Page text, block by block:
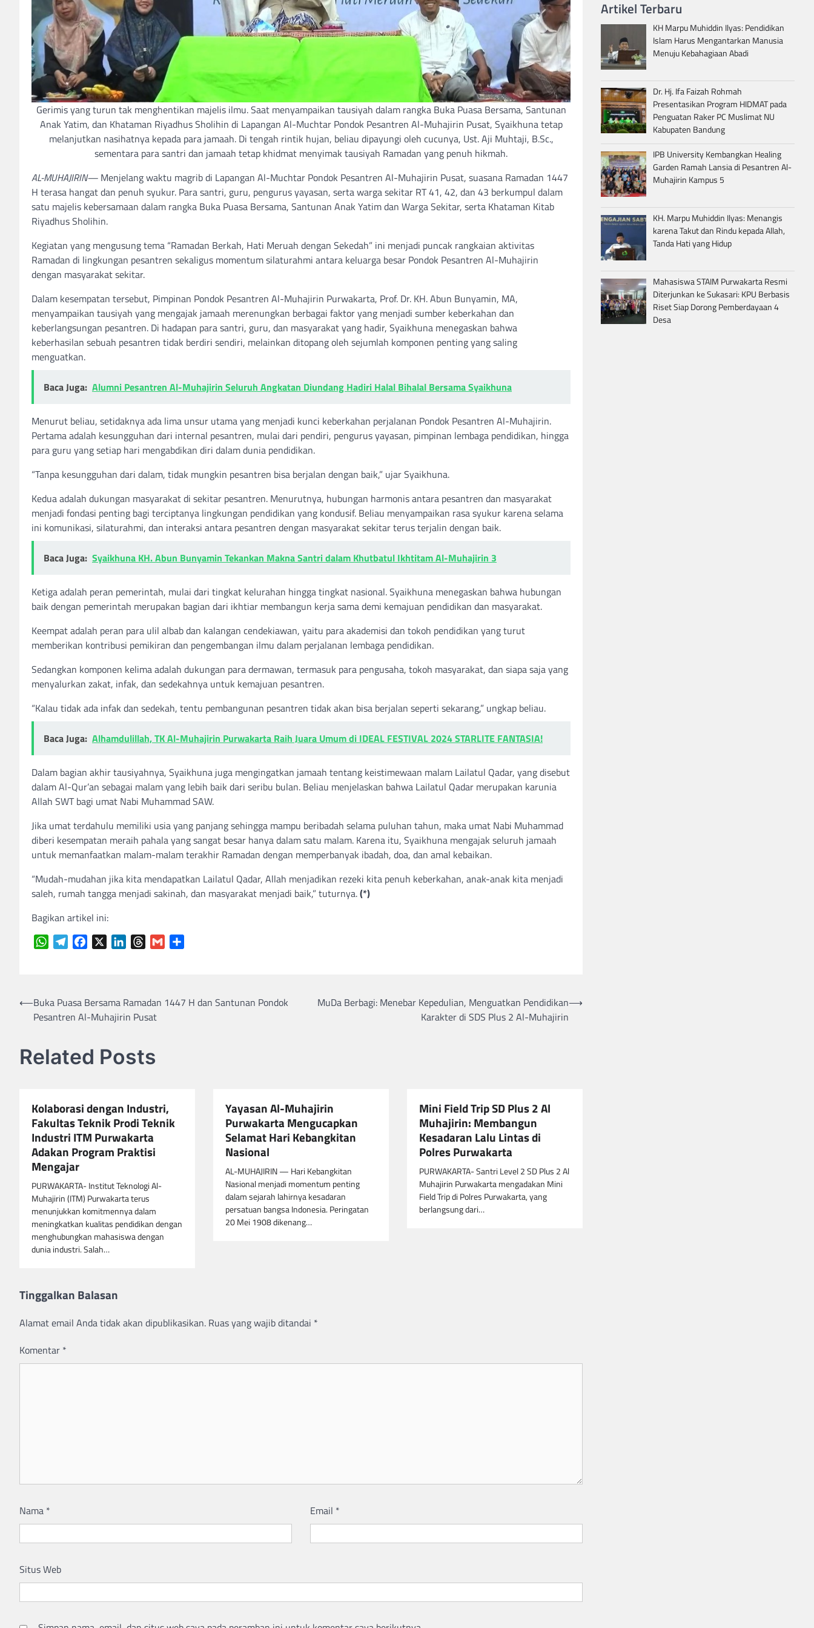
Gerimis yang turun tak menghentikan majelis ilmu. Saat menyampaikan tausiyah dalam rangka Buka Puasa Bersama, Santunan
Anak Yatim, dan Khataman Riyadhus Sholihin di Lapangan Al-Muchtar Pondok Pesantren Al-Muhajirin Pusat, Syaikhuna tetap
melanjutkan nasihatnya kepada para jamaah. Di tengah rintik hujan, beliau dipayungi oleh cucunya, Ust. Aji Muhtaji, B.Sc.,
sementara para santri dan jamaah tetap khidmat menyimak tausiyah Ramadan yang penuh hikmah.
AL-MUHAJIRIN— Menjelang waktu magrib di Lapangan Al-Muchtar Pondok Pesantren Al-Muhajirin Pusat, suasana Ramadan 1447
H terasa hangat dan penuh syukur. Para santri, guru, pengurus yayasan, serta warga sekitar RT 41, 42, dan 43 berkumpul dalam
satu majelis kebersamaan dalam rangka Buka Puasa Bersama, Santunan Anak Yatim dan Warga Sekitar, serta Khataman Kitab
Riyadhus Sholihin.
Kegiatan yang mengusung tema “Ramadan Berkah, Hati Meruah dengan Sekedah” ini menjadi puncak rangkaian aktivitas
Ramadan di lingkungan pesantren sekaligus momentum silaturahmi antara keluarga besar Pondok Pesantren Al-Muhajirin
dengan masyarakat sekitar.
Dalam kesempatan tersebut, Pimpinan Pondok Pesantren Al-Muhajirin Purwakarta, Prof. Dr. KH. Abun Bunyamin, MA,
menyampaikan tausiyah yang mengajak jamaah merenungkan berbagai faktor yang menjadi sumber keberkahan dan
keberlangsungan pesantren. Di hadapan para santri, guru, dan masyarakat yang hadir, Syaikhuna menegaskan bahwa
keberhasilan sebuah pesantren tidak berdiri sendiri, melainkan ditopang oleh sejumlah komponen penting yang saling
menguatkan.
Baca Juga: Alumni Pesantren Al-Muhajirin Seluruh Angkatan Diundang Hadiri Halal Bihalal Bersama Syaikhuna
Menurut beliau, setidaknya ada lima unsur utama yang menjadi kunci keberkahan perjalanan Pondok Pesantren Al-Muhajirin.
Pertama adalah kesungguhan dari internal pesantren, mulai dari pendiri, pengurus yayasan, pimpinan lembaga pendidikan, hingga
para guru yang setiap hari mengabdikan diri dalam dunia pendidikan.
“Tanpa kesungguhan dari dalam, tidak mungkin pesantren bisa berjalan dengan baik,” ujar Syaikhuna.
Kedua adalah dukungan masyarakat di sekitar pesantren. Menurutnya, hubungan harmonis antara pesantren dan masyarakat
menjadi fondasi penting bagi terciptanya lingkungan pendidikan yang kondusif. Beliau menyampaikan rasa syukur karena selama
ini komunikasi, silaturahmi, dan interaksi antara pesantren dengan masyarakat sekitar terus terjalin dengan baik.
Baca Juga: Syaikhuna KH. Abun Bunyamin Tekankan Makna Santri dalam Khutbatul Ikhtitam Al-Muhajirin 3
Ketiga adalah peran pemerintah, mulai dari tingkat kelurahan hingga tingkat nasional. Syaikhuna menegaskan bahwa hubungan
baik dengan pemerintah merupakan bagian dari ikhtiar membangun kerja sama demi kemajuan pendidikan dan masyarakat.
Keempat adalah peran para ulil albab dan kalangan cendekiawan, yaitu para akademisi dan tokoh pendidikan yang turut
memberikan kontribusi pemikiran dan pengembangan ilmu dalam perjalanan lembaga pendidikan.
Sedangkan komponen kelima adalah dukungan para dermawan, termasuk para pengusaha, tokoh masyarakat, dan siapa saja yang
menyalurkan zakat, infak, dan sedekahnya untuk kemajuan pesantren.
“Kalau tidak ada infak dan sedekah, tentu pembangunan pesantren tidak akan bisa berjalan seperti sekarang,” ungkap beliau.
Baca Juga: Alhamdulillah, TK Al-Muhajirin Purwakarta Raih Juara Umum di IDEAL FESTIVAL 2024 STARLITE FANTASIA!
Dalam bagian akhir tausiyahnya, Syaikhuna juga mengingatkan jamaah tentang keistimewaan malam Lailatul Qadar, yang disebut
dalam Al-Qur’an sebagai malam yang lebih baik dari seribu bulan. Beliau menjelaskan bahwa Lailatul Qadar merupakan karunia
Allah SWT bagi umat Nabi Muhammad SAW.
Jika umat terdahulu memiliki usia yang panjang sehingga mampu beribadah selama puluhan tahun, maka umat Nabi Muhammad
diberi kesempatan meraih pahala yang sangat besar hanya dalam satu malam. Karena itu, Syaikhuna mengajak seluruh jamaah
untuk memanfaatkan malam-malam terakhir Ramadan dengan memperbanyak ibadah, doa, dan amal kebaikan.
“Mudah-mudahan jika kita mendapatkan Lailatul Qadar, Allah menjadikan rezeki kita penuh keberkahan, anak-anak kita menjadi
saleh, rumah tangga menjadi sakinah, dan masyarakat menjadi baik,” tuturnya.(*)
Bagikan artikel ini:
WhatsAppTelegramFacebook LinkedInThreads
Gmail
Navigasi
pos
⟵Buka Puasa Bersama Ramadan 1447 H dan Santunan Pondok
Pesantren Al-Muhajirin Pusat
MuDa Berbagi: Menebar Kepedulian, Menguatkan Pendidikan
Karakter di SDS Plus 2 Al-Muhajirin
⟶
Related Posts
Kolaborasi dengan Industri,
Fakultas Teknik Prodi Teknik
Industri ITM Purwakarta
Adakan Program Praktisi
Mengajar
PURWAKARTA- Institut Teknologi Al-
Muhajirin (ITM) Purwakarta terus
menunjukkan komitmennya dalam
meningkatkan kualitas pendidikan dengan
menghubungkan mahasiswa dengan
dunia industri. Salah…
Yayasan Al-Muhajirin
Purwakarta Mengucapkan
Selamat Hari Kebangkitan
Nasional
AL-MUHAJIRIN — Hari Kebangkitan
Nasional menjadi momentum penting
dalam sejarah lahirnya kesadaran
persatuan bangsa Indonesia. Peringatan
20 Mei 1908 dikenang…
Mini Field Trip SD Plus 2 Al
Muhajirin: Membangun
Kesadaran Lalu Lintas di
Polres Purwakarta
PURWAKARTA- Santri Level 2 SD Plus 2 Al
Muhajirin Purwakarta mengadakan Mini
Field Trip di Polres Purwakarta, yang
berlangsung dari…
Tinggalkan Balasan
Alamat email Anda tidak akan dipublikasikan. Ruas yang wajib ditandai *
Komentar *
Nama * Email *
Situs Web
Artikel Terbaru
KH Marpu Muhiddin Ilyas: Pendidikan
Islam Harus Mengantarkan Manusia
Menuju Kebahagiaan Abadi
Dr. Hj. Ifa Faizah Rohmah
Presentasikan Program HIDMAT pada
Penguatan Raker PC Muslimat NU
Kabupaten Bandung
IPB University Kembangkan Healing
Garden Ramah Lansia di Pesantren Al-
Muhajirin Kampus 5
KH. Marpu Muhiddin Ilyas: Menangis
karena Takut dan Rindu kepada Allah,
Tanda Hati yang Hidup
Mahasiswa STAIM Purwakarta Resmi
Diterjunkan ke Sukasari: KPU Berbasis
Riset Siap Dorong Pemberdayaan 4
Desa